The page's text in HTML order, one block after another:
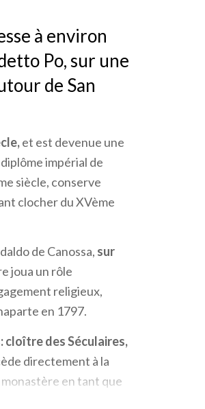
à environ
Po, sur une
de San
et est devenue une
impérial de
siècle, conserve
clocher du XVème
de Canossa, sur
joua un rôle
religieux,
en 1797.
cloître des Séculaires,
directement à la
en tant que